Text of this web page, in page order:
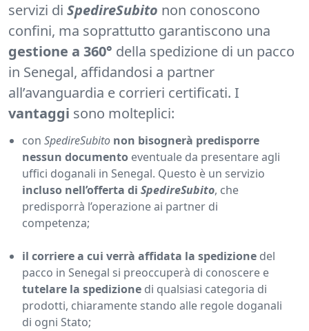
servizi di SpedireSubito non conoscono
confini, ma soprattutto garantiscono una
gestione a 360° della spedizione di un pacco
in Senegal, affidandosi a partner
all’avanguardia e corrieri certificati. I
vantaggi sono molteplici:
con SpedireSubito non bisognerà predisporre
nessun documento eventuale da presentare agli
uffici doganali in Senegal. Questo è un servizio
incluso nell’offerta di SpedireSubito, che
predisporrà l’operazione ai partner di
competenza;
il corriere a cui verrà affidata la spedizione del
pacco in Senegal si preoccuperà di conoscere e
tutelare la spedizione di qualsiasi categoria di
prodotti, chiaramente stando alle regole doganali
di ogni Stato;